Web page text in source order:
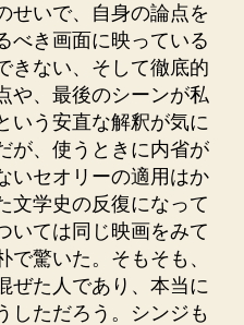
せいで、自身の論点を
べき画面に映っている
きない、そして徹底的
や、最後のシーンが私
いう安直な解釈が気に
が、使うときに内省が
いセオリーの適用はか
文学史の反復になって
いては同じ映画をみて
驚いた。そもそも、
ぜた人であり、本当に
しただろう。シンジも